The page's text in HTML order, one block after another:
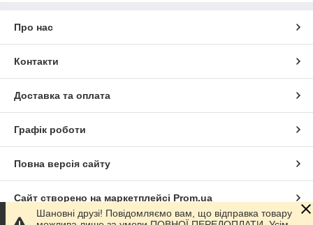
Про нас
Контакти
Доставка та оплата
Графік роботи
Повна версія сайту
Сайт створено на маркетплейсі Prom.ua
Шановні друзі! Повідомляємо вам, що відправка товару